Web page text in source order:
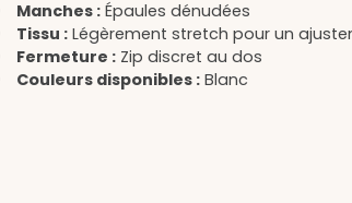
Manches : Épaules dénudées
Tissu : Légèrement stretch pour un
Fermeture : Zip discret au dos
Couleurs disponibles : Blanc